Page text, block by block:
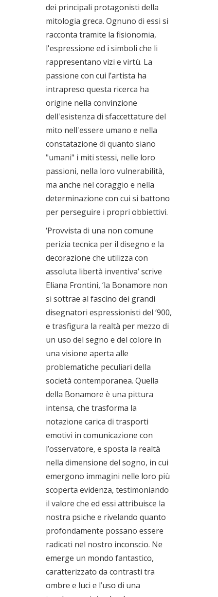
dei principali protagonisti della
mitologia greca. Ognuno di essi si
racconta tramite la fisionomia,
l'espressione ed i simboli che li
rappresentano vizi e virtù. La
passione con cui l’artista ha
intrapreso questa ricerca ha
origine nella convinzione
dell'esistenza di sfaccettature del
mito nell'essere umano e nella
constatazione di quanto siano
"umani" i miti stessi, nelle loro
passioni, nella loro vulnerabilità,
ma anche nel coraggio e nella
determinazione con cui si battono
per perseguire i propri obbiettivi.
‘Provvista di una non comune
perizia tecnica per il disegno e la
decorazione che utilizza con
assoluta libertà inventiva’ scrive
Eliana Frontini, ‘la Bonamore non
si sottrae al fascino dei grandi
disegnatori espressionisti del ‘900,
e trasfigura la realtà per mezzo di
un uso del segno e del colore in
una visione aperta alle
problematiche peculiari della
società contemporanea. Quella
della Bonamore è una pittura
intensa, che trasforma la
notazione carica di trasporti
emotivi in comunicazione con
l’osservatore, e sposta la realtà
nella dimensione del sogno, in cui
emergono immagini nelle loro più
scoperta evidenza, testimoniando
il valore che ed essi attribuisce la
nostra psiche e rivelando quanto
profondamente possano essere
radicati nel nostro inconscio. Ne
emerge un mondo fantastico,
caratterizzato da contrasti tra
ombre e luci e l’uso di una